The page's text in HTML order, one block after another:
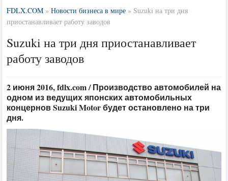
FDLX.COM »Новости бизнеса в мире »Suzuki на три дня
приостанавливает работу заводов
Suzuki на три дня приостанавливает
работу заводов
2 июня 2016, fdlx.com / Производство автомобилей на
одном из ведущих японских автомобильных
концернов Suzuki Motor будет остановлено на три
дня.